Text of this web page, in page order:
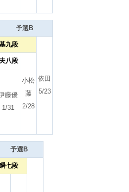
予選B
九段
依田
5/23
八段
小松
藤
2/28
藤優
1/31
予選B
段